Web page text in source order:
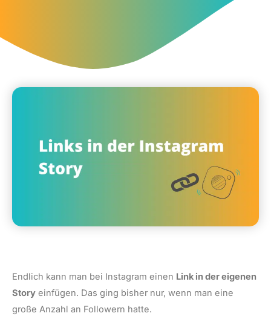
Endlich kann man bei Instagram einen Link in der eigenen
Story einfügen. Das ging bisher nur, wenn man eine
große Anzahl an Followern hatte.